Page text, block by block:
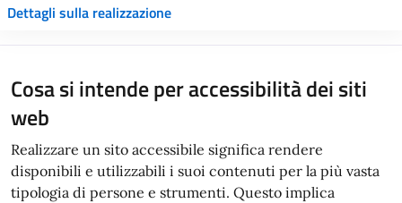
Dettagli sulla realizzazione
Cosa si intende per accessibilità dei siti
web
Realizzare un sito accessibile significa rendere
disponibili e utilizzabili i suoi contenuti per la più vasta
tipologia di persone e strumenti. Questo implica